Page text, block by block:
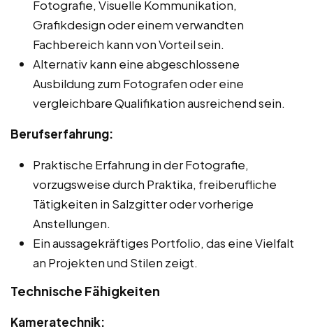
Fotografie, Visuelle Kommunikation,
Grafikdesign oder einem verwandten
Fachbereich kann von Vorteil sein.
Alternativ kann eine abgeschlossene
Ausbildung zum Fotografen oder eine
vergleichbare Qualifikation ausreichend sein.
Berufserfahrung:
Praktische Erfahrung in der Fotografie,
vorzugsweise durch Praktika, freiberufliche
Tätigkeiten in Salzgitter oder vorherige
Anstellungen.
Ein aussagekräftiges Portfolio, das eine Vielfalt
an Projekten und Stilen zeigt.
Technische Fähigkeiten
Kameratechnik: